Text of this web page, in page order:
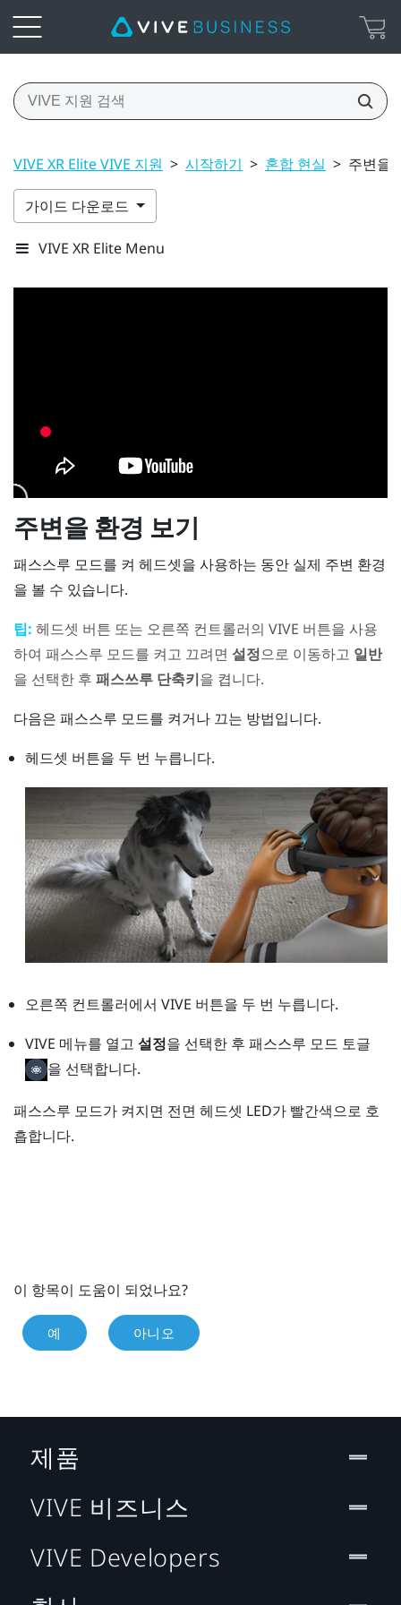
VIVE XR Elite VIVE 지원 > 시작하기 > 혼합 현실 > 주변을
가이드 다운로드
VIVE XR Elite Menu
주변을 환경 보기
패스스루 모드를 켜 헤드셋을 사용하는 동안 실제 주변 환경
을 볼 수 있습니다.
팁: 헤드셋 버튼 또는 오른쪽 컨트롤러의 VIVE 버튼을 사용
하여 패스스루 모드를 켜고 끄려면 설정으로 이동하고 일반
을 선택한 후 패스쓰루 단축키을 켭니다.
다음은 패스스루 모드를 켜거나 끄는 방법입니다.
헤드셋 버튼을 두 번 누릅니다.
오른쪽 컨트롤러에서 VIVE 버튼을 두 번 누릅니다.
VIVE 메뉴를 열고 설정을 선택한 후 패스스루 모드 토글
을 선택합니다.
패스스루 모드가 켜지면 전면 헤드셋 LED가 빨간색으로 호
흡합니다.
이 항목이 도움이 되었나요?
예 아니오
제품
VIVE 비즈니스
VIVE Developers